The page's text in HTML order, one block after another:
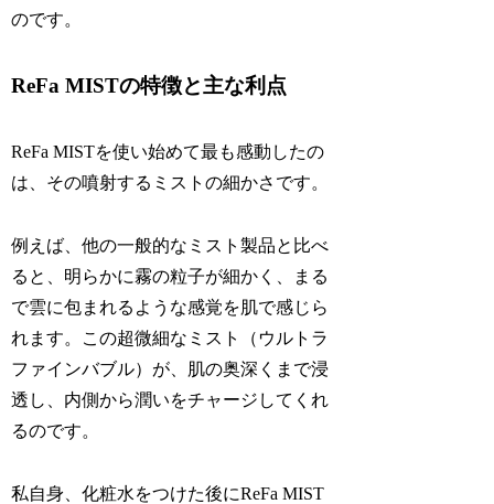
のです。
ReFa MISTの特徴と主な利点
ReFa MISTを使い始めて最も感動したの
は、その噴射するミストの細かさです。
例えば、他の一般的なミスト製品と比べ
ると、明らかに霧の粒子が細かく、まる
で雲に包まれるような感覚を肌で感じら
れます。この超微細なミスト（ウルトラ
ファインバブル）が、肌の奥深くまで浸
透し、内側から潤いをチャージしてくれ
るのです。
私自身、化粧水をつけた後にReFa MIST